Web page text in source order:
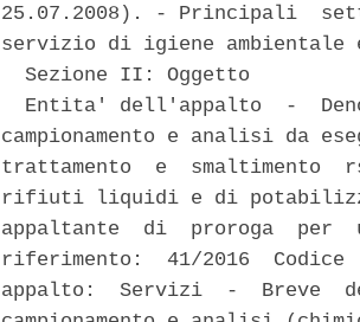
25.07.2008). - Principali
servizio di igiene
  Sezione II: Oggetto
Entita' dell'appalto  -
campionamento e analisi da
trattamento  e  smaltimento
rifiuti liquidi e di
appaltante  di  proroga
riferimento:  41/2016
appalto:  Servizi  -  Breve